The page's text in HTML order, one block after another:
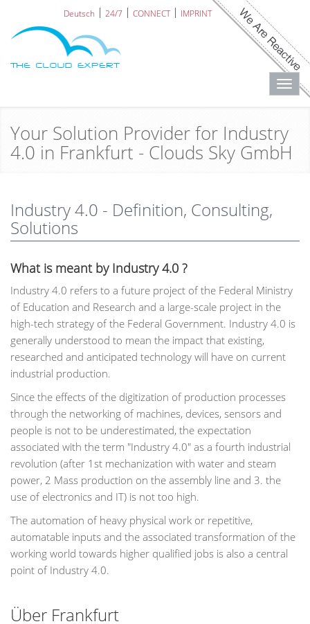
Deutsch 24/7 CONNECT IMPRINT
Your Solution Provider for Industry
4.0 in Frankfurt - Clouds Sky GmbH
Industry 4.0 - Definition, Consulting,
Solutions
What is meant by Industry 4.0 ?
Industry 4.0 refers to a future project of the Federal Ministry
of Education and Research and a large-scale project in the
high-tech strategy of the Federal Government. Industry 4.0 is
generally understood to mean the impact that existing,
researched and anticipated technology will have on current
industrial production.
Since the effects of the digitization of production processes
through the networking of machines, devices, sensors and
people is not to be underestimated, the expectation
associated with the term "Industry 4.0" as a fourth industrial
revolution (after 1st mechanization with water and steam
power, 2 Mass production on the assembly line and 3. the
use of electronics and IT) is not too high.
The automation of heavy physical work or repetitive,
automatable inputs and the associated transformation of the
working world towards higher qualified jobs is also a central
point of Industry 4.0.
Über Frankfurt